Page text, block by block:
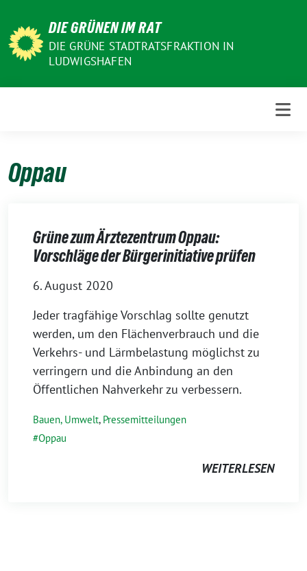
zum
Inhalt
DIE GRÜNEN IM RAT
DIE GRÜNE STADTRATSFRAKTION IN
LUDWIGSHAFEN
Oppau
Grüne zum Ärztezentrum Oppau:
Vorschläge der Bürgerinitiative prüfen
6. August 2020
Jeder tragfähige Vorschlag sollte genutzt
werden, um den Flächenverbrauch und die
Verkehrs- und Lärmbelastung möglichst zu
verringern und die Anbindung an den
Öffentlichen Nahverkehr zu verbessern.
Bauen, Umwelt, Pressemitteilungen
Oppau
WEITERLESEN